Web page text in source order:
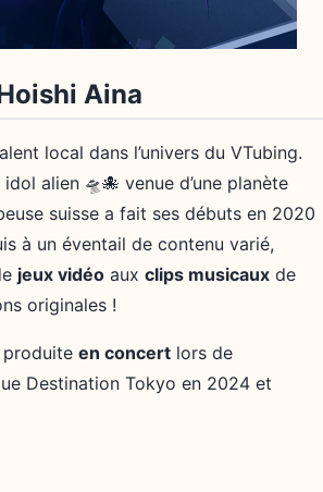
Aina
local dans l’univers du VTubing.
alien 🛸🐙 venue d’une planète
suisse a fait ses débuts en 2020
à un éventail de contenu varié,
jeux vidéo aux clips musicaux de
originales !
produite en concert lors de
Destination Tokyo en 2024 et